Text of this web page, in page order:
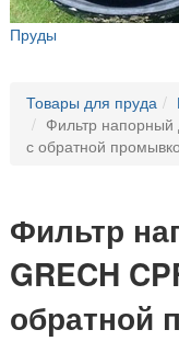
Пруды
Товары для пруда
Фильтр
с обратной
Фильтр
GRECH
обратной